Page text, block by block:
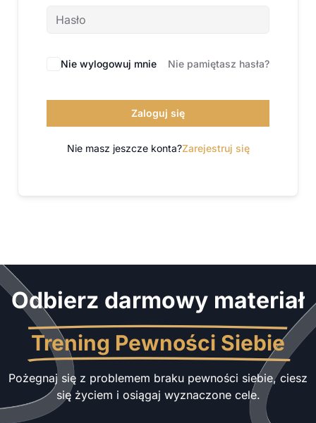
Nie wylogowuj mnie Nie pamiętasz hasła?
Zaloguj się
Nie masz jeszcze konta?Zarejestruj się
Odbierz darmowy materiał
Trening Pewności Siebie
Pożegnaj się z problemem braku pewności siebie, ciesz
się życiem i osiągaj wyznaczone cele.